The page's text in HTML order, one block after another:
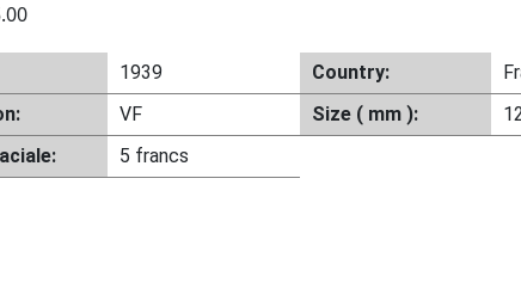
1939 Country:
VF Size ( mm ):
5 francs